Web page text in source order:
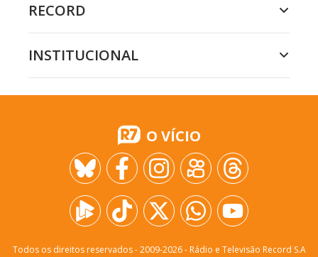
RECORD
INSTITUCIONAL
O VÍCIO
Todos os direitos reservados - 2009-2026- Rádio e Televisão Record S.A